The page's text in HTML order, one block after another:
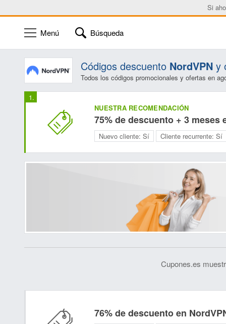
Si
Menú Búsqueda
Códigos descuento NordVPN y
Todos los códigos promocionales y ofertas en
NUESTRA RECOMENDACIÓN
75% de descuento + 3 meses
Nuevo cliente: Sí Cliente recurrente: Sí
Cupones.es
76% de descuento en